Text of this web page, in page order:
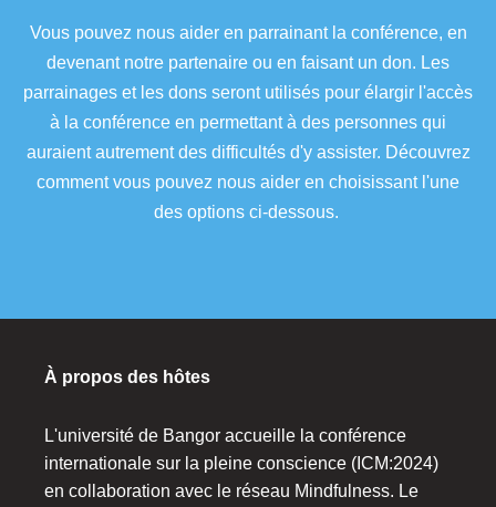
Vous pouvez nous aider en parrainant la conférence, en
devenant notre partenaire ou en faisant un don. Les
parrainages et les dons seront utilisés pour élargir l'accès
à la conférence en permettant à des personnes qui
auraient autrement des difficultés d'y assister. Découvrez
comment vous pouvez nous aider en choisissant l'une
des options ci-dessous.
À propos des hôtes
L'université de Bangor accueille la conférence
internationale sur la pleine conscience (ICM:2024)
en collaboration avec le réseau Mindfulness. Le